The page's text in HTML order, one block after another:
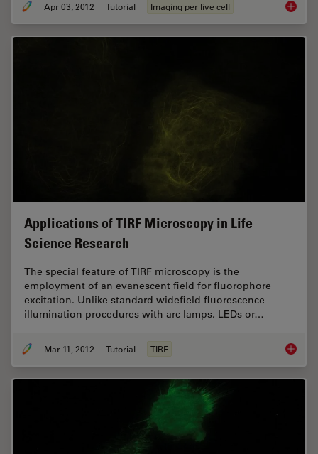
Apr 03, 2012 Tutorial Imaging per live cell
Applications of TIRF Microscopy in Life
Science Research
The special feature of TIRF microscopy is the
employment of an evanescent field for fluorophore
excitation. Unlike standard widefield fluorescence
illumination procedures with arc lamps, LEDs or…
Mar 11, 2012 Tutorial TIRF